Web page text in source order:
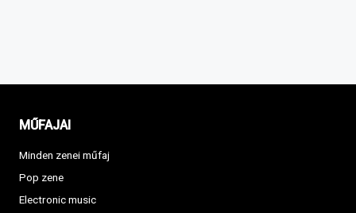
MŰFAJAI
Minden zenei műfaj
Pop zene
Electronic music